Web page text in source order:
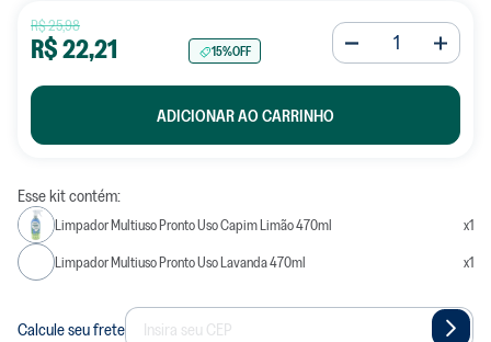
R$25,98
R$22,21 15%OFF
ADICIONAR AO CARRINHO
Esse kit contém:
Limpador Multiuso Pronto Uso Capim Limão 470ml x1
Limpador Multiuso Pronto Uso Lavanda 470ml
x1
Calcule seu frete